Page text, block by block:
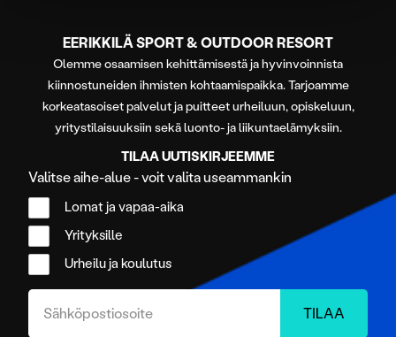
Käytämme evästeitä tarjoamamme sisällön ja mainosten
räätälöimiseen, sosiaalisen median ominaisuuksien
tukemiseen ja kävijämäärämme analysoimiseen. Lisäksi
jaamme sosiaalisen median, mainosalan ja analytiikka-
kerätty, kun olet käyttänyt heidän palvelujaan.
EERIKKILÄ SPORT & OUTDOOR RESORT
Olemme osaamisen kehittämisestä ja hyvinvoinnista
kiinnostuneiden ihmisten kohtaamispaikka. Tarjoamme
korkeatasoiset palvelut ja puitteet urheiluun, opiskeluun,
yritystilaisuuksiin sekä luonto- ja liikuntaelämyksiin.
TILAA UUTISKIRJEEMME
Valitse aihe-alue - voit valita useammankin
Lomat ja vapaa-aika
Yrityksille
Urheilu ja koulutus